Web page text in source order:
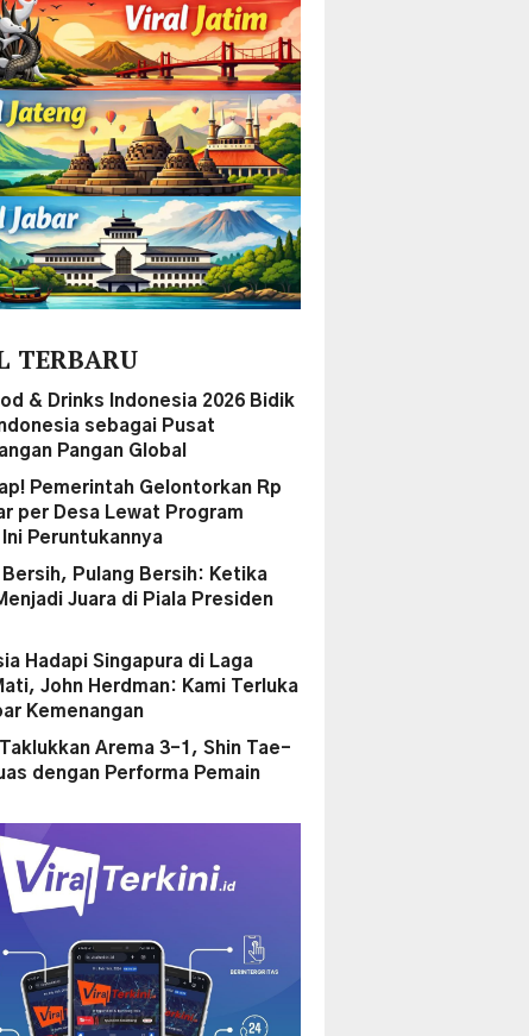
TERBARU
& Drinks Indonesia 2026 Bidik
sebagai Pusat
Pangan Global
Pemerintah Gelontorkan Rp
per Desa Lewat Program
Peruntukannya
Bersih, Pulang Bersih: Ketika
Juara di Piala Presiden
Hadapi Singapura di Laga
John Herdman: Kami Terluka
Kemenangan
Arema 3-1, Shin Tae-
dengan Performa Pemain